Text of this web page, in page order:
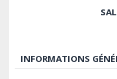
INFORMATIONS